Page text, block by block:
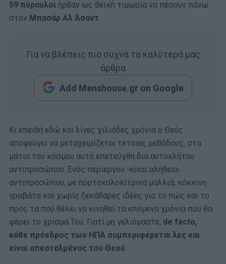
59 πύραυλοι ήρθαν ως θεϊκή τιμωρία να πέσουν πάνω
στον Μπασάρ Αλ Άσαντ.
Για να βλέπεις πιο συχνά τα καλύτερά μας
άρθρα
Add Menshouse.gr on Google
Κι επειδή εδώ και λίγες χιλιάδες χρόνια ο Θεός
αποφεύγει να μεταχειρίζεται τέτοιες μεθόδους, στα
μάτια του κόσμου αυτό επετεύχθη δια αυτοκλήτου
αντιπροσώπου. Ενός περίεργου -είναι αλήθεια-
αντιπροσώπου, με πορτοκαλοκίτρινα μαλλιά, κόκκινη
γραβάτα και χωρίς ξεκάθαρες ιδέες για το πώς και το
προς τα πού θέλει να κινηθεί τα επόμενα χρόνια που θα
φέρει το χρίσμα Του. Γιατί μη γελιόμαστε, de facto,
κάθε πρόεδρος των ΗΠΑ συμπεριφέρεται λες και
είναι απεσταλμένος του Θεού.